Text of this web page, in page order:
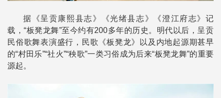
据《呈贡康熙县志》《光绪县志》《澄江府志》记
载，“板凳龙舞”至今约有200多年的历史。明代以后，呈贡
民俗歌舞表演盛行，民歌《板凳龙》以及内地起源期甚早
的“村田乐”“社火”“秧歌”一类习俗成为后来“板凳龙舞”的重要
源起。